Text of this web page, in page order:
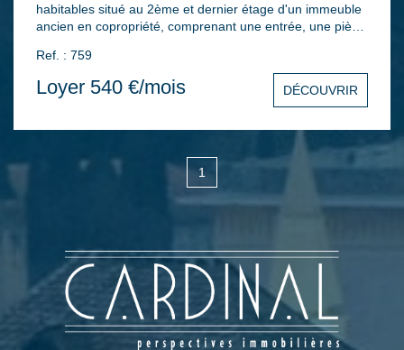
habitables situé au 2ème et dernier étage d'un immeuble
ancien en copropriété, comprenant une entrée, une pièce
un wc, une mezzanine pour le coin nuit. Double vitrage,
chauffage électrique... Disponible de suite.
Ref. : 759
Loyer 540 €/mois DÉCOUVRIR
1